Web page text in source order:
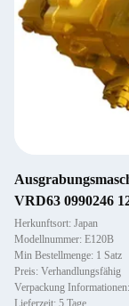
VRD63 0990246
Herkunftsort: Japan
Modellnummer: E120B
Min Bestellmenge: 1 Satz
Preis: Verhandlungsfähig
Verpackung
Lieferzeit: 5 Tage